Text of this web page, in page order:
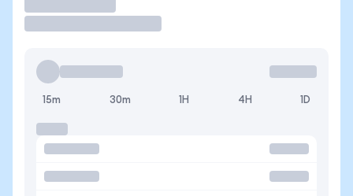
15m 30m 1H 4H 1D